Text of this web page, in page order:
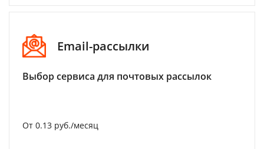
Email-рассылки
Выбор сервиса для почтовых рассылок
От 0.13 руб./месяц